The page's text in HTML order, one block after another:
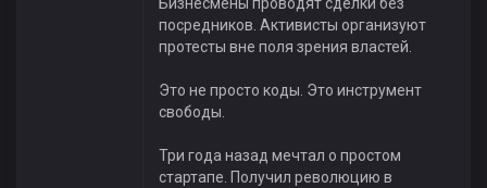
посредников. Активисты организуют
протесты вне поля зрения властей.
Это не просто коды. Это инструмент
свободы.
Три года назад мечтал о простом
стартапе. Получил революцию в